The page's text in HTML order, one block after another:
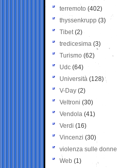
terremoto (402)
thyssenkrupp (3)
Tibet(2)
tredicesima (3)
Turismo (62)
Udc (64)
Università (128)
V-Day (2)
Veltroni (30)
Vendola (41)
Verdi (16)
Vincenzi (30)
violenza sulle donne
Web (1)